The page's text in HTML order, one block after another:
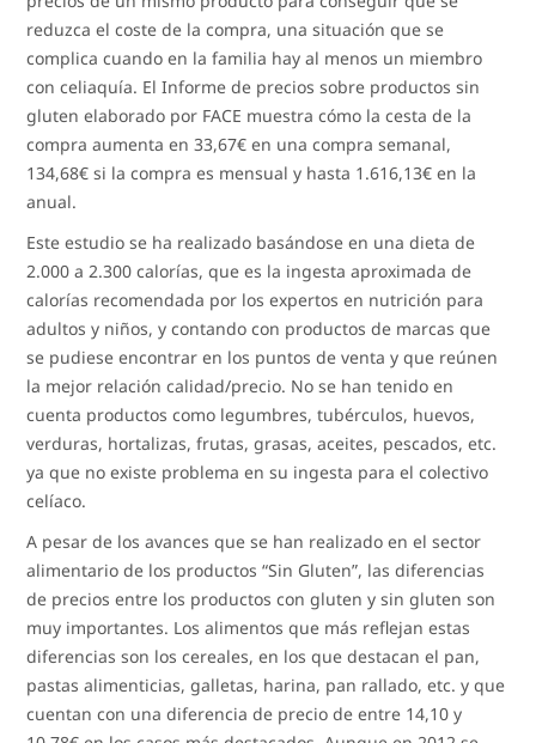
reduzca el coste de la compra, una situación que se
complica cuando en la familia hay al menos un miembro
con celiaquía. El Informe de precios sobre productos sin
gluten elaborado por FACE muestra cómo la cesta de la
compra aumenta en 33,67€ en una compra semanal,
134,68€ si la compra es mensual y hasta 1.616,13€ en la
anual.
Este estudio se ha realizado basándose en una dieta de
2.000 a 2.300 calorías, que es la ingesta aproximada de
calorías recomendada por los expertos en nutrición para
adultos y niños, y contando con productos de marcas que
se pudiese encontrar en los puntos de venta y que reúnen
la mejor relación calidad/precio. No se han tenido en
cuenta productos como legumbres, tubérculos, huevos,
verduras, hortalizas, frutas, grasas, aceites, pescados, etc.
ya que no existe problema en su ingesta para el colectivo
celíaco.
A pesar de los avances que se han realizado en el sector
alimentario de los productos “Sin Gluten”, las diferencias
de precios entre los productos con gluten y sin gluten son
muy importantes. Los alimentos que más reflejan estas
diferencias son los cereales, en los que destacan el pan,
pastas alimenticias, galletas, harina, pan rallado, etc. y que
cuentan con una diferencia de precio de entre 14,10 y